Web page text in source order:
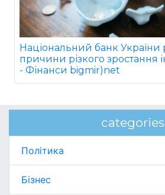
Національний банк України
причини різкого зростання
- Фінанси bigmir)net
categories
Політика
Бізнес